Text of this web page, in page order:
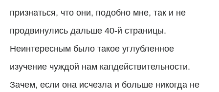
признаться, что они, подобно мне, так и не
продвинулись дальше 40-й страницы.
Неинтересным было такое углубленное
изучение чуждой нам капдействительности.
Зачем, если она исчезла и больше никогда не